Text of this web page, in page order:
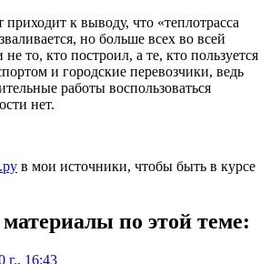
к выводу, что «теплотрасса
но больше всех во всей
то, кто построил, а те, кто пользуется
и городские перевозчики, ведь
работы воспользоваться
нет.
в мои источники, чтобы быть в курсе
по этой теме:
г., 16:43